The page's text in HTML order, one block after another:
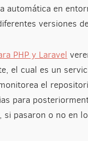
automática en
versiones
PHP y Laravel
el cual es un
el
para
pasaron o no en